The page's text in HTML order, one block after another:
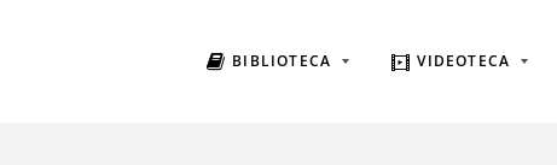
BIBLIOTECA VIDEOTECA